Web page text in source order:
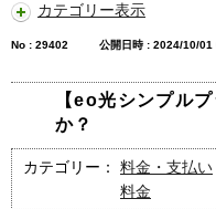
カテゴリー表示
No : 29402 公開日時 : 2024/10/01
【eo光シンプル
か？
カテゴリー：
料金・支払い
料金